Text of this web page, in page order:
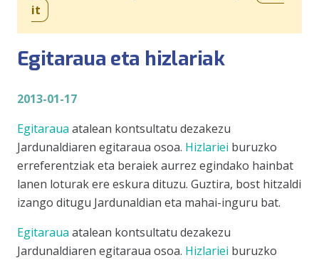
it
Egitaraua eta hizlariak
2013-01-17
Egitaraua atalean kontsultatu dezakezu
Jardunaldiaren egitaraua osoa. Hizlariei buruzko
erreferentziak eta beraiek aurrez egindako hainbat
lanen loturak ere eskura dituzu. Guztira, bost hitzaldi
izango ditugu Jardunaldian eta mahai-inguru bat.
Egitaraua atalean kontsultatu dezakezu
Jardunaldiaren egitaraua osoa. Hizlariei buruzko